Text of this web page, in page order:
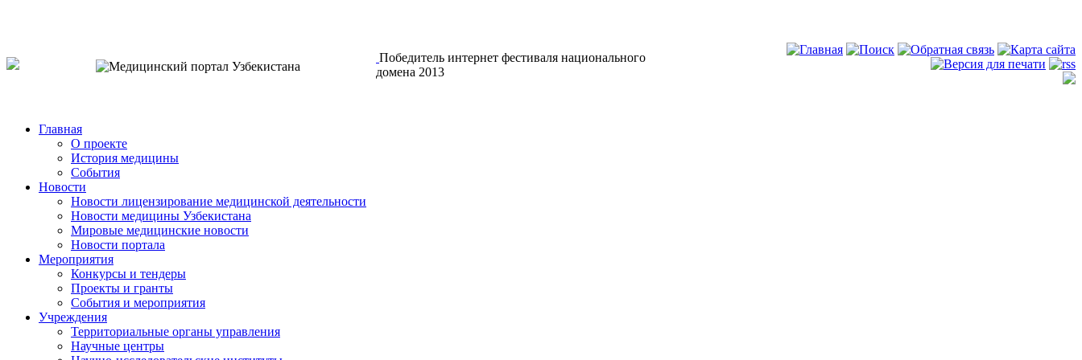
Победитель интернет фестиваля национального
домена 2013
Главная
О проекте
История медицины
События
Новости
Новости лицензирование медицинской деятельности
Новости медицины Узбекистана
Мировые медицинские новости
Новости портала
Мероприятия
Конкурсы и тендеры
Проекты и гранты
События и мероприятия
Учреждения
Территориальные органы управления
Научные центры